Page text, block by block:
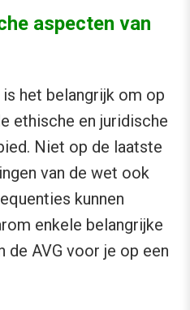
aspecten van
het belangrijk om op
ethische en juridische
Niet op de laatste
van de wet ook
kunnen
enkele belangrijke
de AVG voor je op een